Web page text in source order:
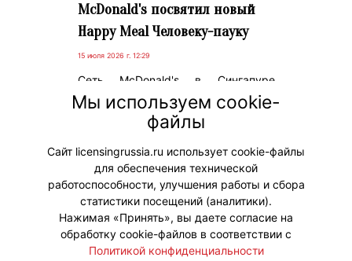
McDonald's посвятил новый
Happy Meal Человеку-пауку
15 июля 2026 г. 12:29
Сеть McDonald's в Сингапуре
запустила в продажу новый набор
Happy Meal. Он посвящен
знаменитому персонажу комиксов
– Человеку-пауку.
#Коллаборации
Мы используем cookie-
файлы
Сайт licensingrussia.ru использует cookie-файлы
для обеспечения технической
работоспособности, улучшения работы и сбора
статистики посещений (аналитики).
Нажимая «Принять», вы даете согласие на
обработку cookie-файлов в соответствии с
Политикой конфиденциальности